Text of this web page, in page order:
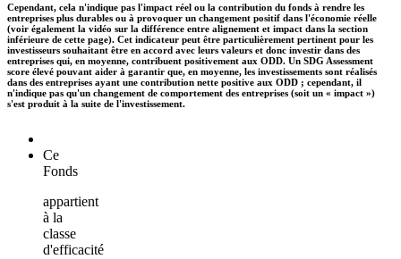
Cependant, cela n'indique pas l'impact réel ou la contribution du fonds à rendre les
entreprises plus durables ou à provoquer un changement positif dans l'économie réelle
(voir également la vidéo sur la différence entre alignement et impact dans la section
inférieure de cette page). Cet indicateur peut être particulièrement pertinent pour les
investisseurs souhaitant être en accord avec leurs valeurs et donc investir dans des
entreprises qui, en moyenne, contribuent positivement aux ODD. Un SDG Assessment
score élevé pouvant aider à garantir que, en moyenne, les investissements sont réalisés
dans des entreprises ayant une contribution nette positive aux ODD ; cependant, il
n'indique pas qu'un changement de comportement des entreprises (soit un « impact »)
s'est produit à la suite de l'investissement.
Ce
Fonds
appartient
à la
classe
d'efficacité